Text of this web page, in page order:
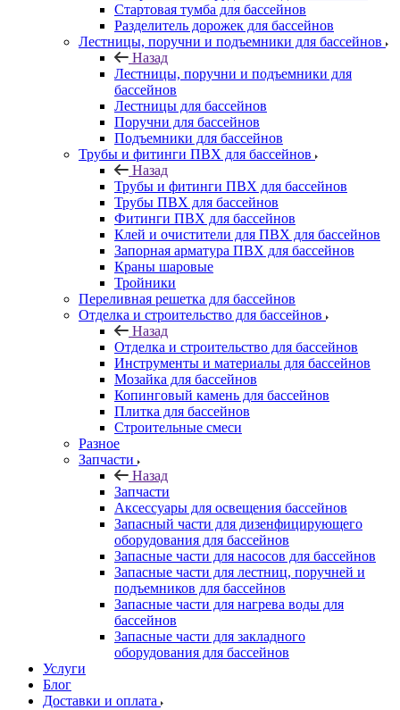
Стартовая тумба для бассейнов
Разделитель дорожек для бассейнов
Лестницы, поручни и подъемники для бассейнов
Назад
Лестницы, поручни и подъемники для
бассейнов
Лестницы для бассейнов
Поручни для бассейнов
Подъемники для бассейнов
Трубы и фитинги ПВХ для бассейнов
Назад
Трубы и фитинги ПВХ для бассейнов
Трубы ПВХ для бассейнов
Фитинги ПВХ для бассейнов
Клей и очистители для ПВХ для бассейнов
Запорная арматура ПВХ для бассейнов
Краны шаровые
Тройники
Переливная решетка для бассейнов
Отделка и строительство для бассейнов
Назад
Отделка и строительство для бассейнов
Инструменты и материалы для бассейнов
Мозайка для бассейнов
Копинговый камень для бассейнов
Плитка для бассейнов
Строительные смеси
Разное
Запчасти
Назад
Запчасти
Аксессуары для освещения бассейнов
Запасный части для дизенфицирующего
оборудования для бассейнов
Запасные части для насосов для бассейнов
Запасные части для лестниц, поручней и
подъемников для бассейнов
Запасные части для нагрева воды для
бассейнов
Запасные части для закладного
оборудования для бассейнов
Услуги
Блог
Доставки и оплата